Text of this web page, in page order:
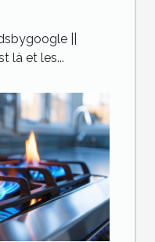
||
là et les...